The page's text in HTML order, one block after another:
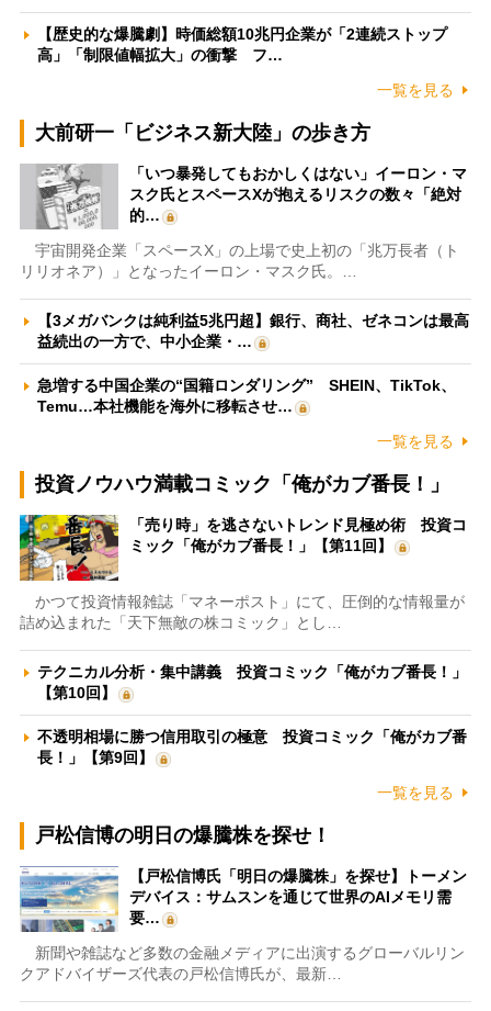
【歴史的な爆騰劇】時価総額10兆円企業が「2連続ストップ
高」「制限値幅拡大」の衝撃 フ…
一覧を見る
大前研一「ビジネス新大陸」の歩き方
「いつ暴発してもおかしくはない」イーロン・マ
スク氏とスペースXが抱えるリスクの数々「絶対
的…
宇宙開発企業「スペースX」の上場で史上初の「兆万長者（ト
リリオネア）」となったイーロン・マスク氏。…
【3メガバンクは純利益5兆円超】銀行、商社、ゼネコンは最高
益続出の一方で、中小企業・…
急増する中国企業の“国籍ロンダリング” SHEIN、TikTok、
Temu…本社機能を海外に移転させ…
一覧を見る
投資ノウハウ満載コミック「俺がカブ番長！」
「売り時」を逃さないトレンド見極め術 投資コ
ミック「俺がカブ番長！」【第11回】
かつて投資情報雑誌「マネーポスト」にて、圧倒的な情報量が
詰め込まれた「天下無敵の株コミック」とし…
テクニカル分析・集中講義 投資コミック「俺がカブ番長！」
【第10回】
不透明相場に勝つ信用取引の極意 投資コミック「俺がカブ番
長！」【第9回】
一覧を見る
戸松信博の明日の爆騰株を探せ！
【戸松信博氏「明日の爆騰株」を探せ】トーメン
デバイス：サムスンを通じて世界のAIメモリ需
要…
新聞や雑誌など多数の金融メディアに出演するグローバルリン
クアドバイザーズ代表の戸松信博氏が、最新…